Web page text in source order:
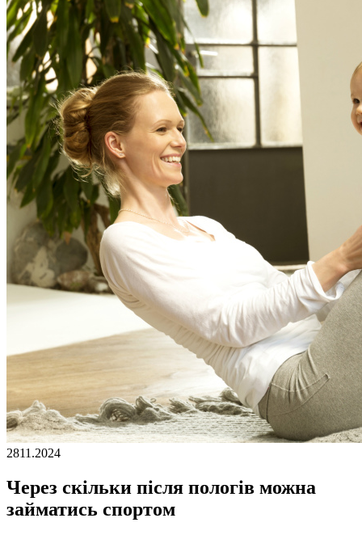
2811.2024
Через скільки після пологів можна
займатись спортом